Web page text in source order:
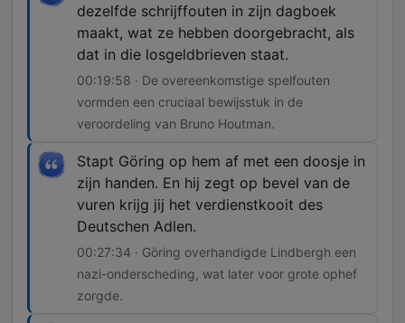
dezelfde schrijffouten in zijn dagboek
maakt, wat ze hebben doorgebracht, als
dat in die losgeldbrieven staat.
00:19:58 · De overeenkomstige spelfouten
vormden een cruciaal bewijsstuk in de
veroordeling van Bruno Houtman.
Stapt Göring op hem af met een doosje in
zijn handen. En hij zegt op bevel van de
vuren krijg jij het verdienstkooit des
Deutschen Adlen.
00:27:34 · Göring overhandigde Lindbergh een
nazi-onderscheding, wat later voor grote ophef
zorgde.